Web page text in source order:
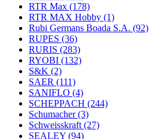
RTR Max (178)
RTR MAX Hobby (1)
Rubi Germans Boada S.A. (92)
RUPES (36)
RURIS (283)
RYOBI (132)
S&K (2)
SAER (111)
SANIFLO (4)
SCHEPPACH (244)
Schumacher(3)
Schweisskraft (27)
SEALEY (94)